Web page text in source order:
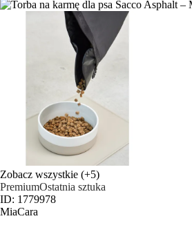
Zobacz wszystkie (+5)
PremiumOstatnia sztuka
ID: 1779978
MiaCara